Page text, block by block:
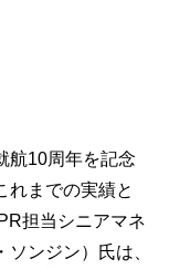
航10周年を記念
れまでの実績と
担当シニアマネ
ンジン）氏は、